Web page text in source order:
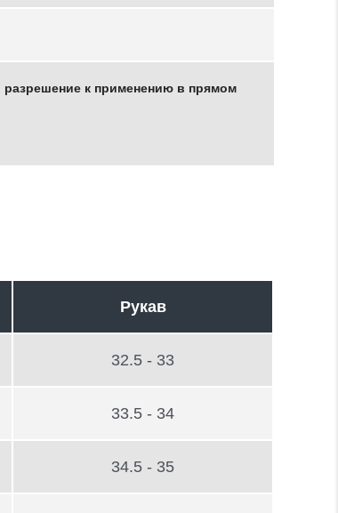
к применению в прямом
Рукав
32.5 - 33
33.5 - 34
34.5 - 35